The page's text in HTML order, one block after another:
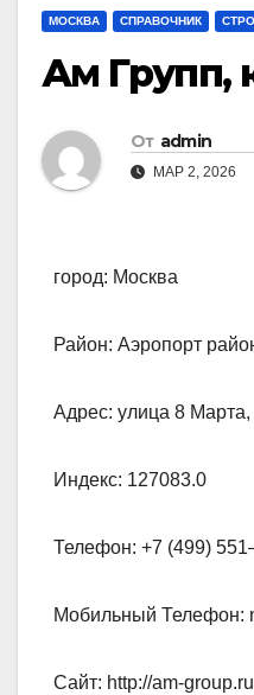
МОСКВА СПРАВОЧНИК
Ам Групп,
От admin
МАР 2, 2026
город: Москва
Район: Аэропорт
Адрес: улица 8 Марта,
Индекс: 127083.0
Телефон: +7 (499)
Мобильный Телефон:
Сайт: http://am-group.ru